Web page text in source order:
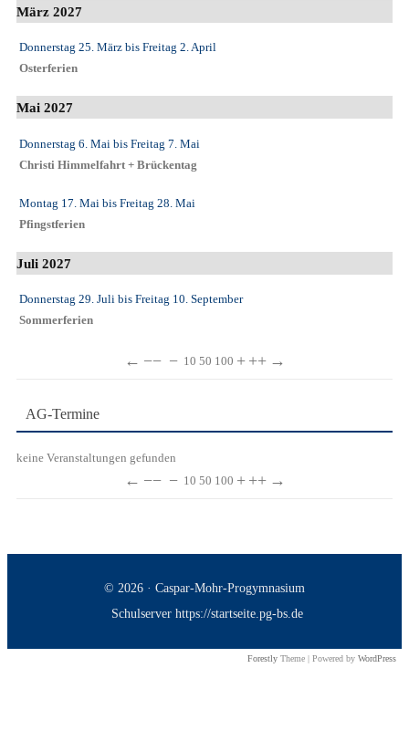
März 2027
Donnerstag 25. März bis Freitag 2. April
Osterferien
Mai 2027
Donnerstag 6. Mai bis Freitag 7. Mai
Christi Himmelfahrt + Brückentag
Montag 17. Mai bis Freitag 28. Mai
Pfingstferien
Juli 2027
Donnerstag 29. Juli bis Freitag 10. September
Sommerferien
← −− − 10 50 100 + ++ →
AG-Termine
keine Veranstaltungen gefunden
← −− − 10 50 100 + ++ →
© 2026 · Caspar-Mohr-Progymnasium
Schulserver https://startseite.pg-bs.de
Forestly Theme | Powered by WordPress